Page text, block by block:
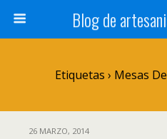
Blog de
Etiquetas › Mesas
26 MARZO, 2014